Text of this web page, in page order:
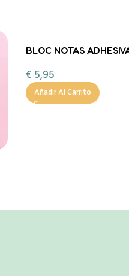
BLOC NOTAS
€ 5,95
Añadir Al Carrito